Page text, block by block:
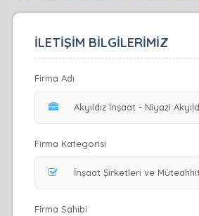
İLETİŞİM BİLGİLERİMİZ
Firma Adı
Firma Kategorisi
Firma Sahibi